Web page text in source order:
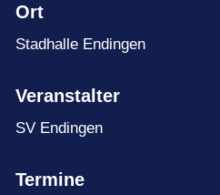
Sponsoren
Teams
Ort
Stadhalle Endingen
Veranstalter
SV Endingen
Termine